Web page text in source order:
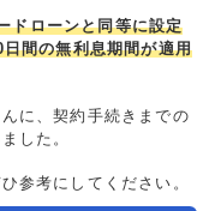
数実施し、専門知識
信を心がけている。
ドローンと同等に設定
間の無利息期間が適用
に、契約手続きまでの
した。
参考にしてください。